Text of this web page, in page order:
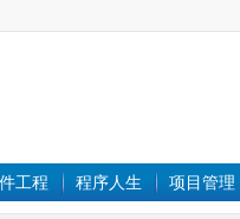
工程 程序人生 项目管理